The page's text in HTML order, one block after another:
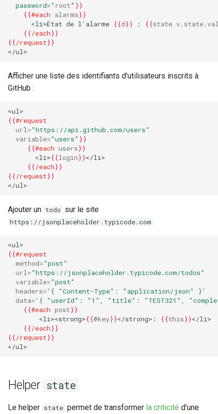
  password="
root" }}
{{#each alarms}}
      <li>État de l'alarme
{{d}} : {{state
{{/each}}
{{/request}}
</ul>
Afficher une liste des identifiants d'utilisateurs inscrits à
GitHub :
<ul>
{{#request
url="https://api.github.com/users"
variable="users" }}
{{#each users}}
       <li>
{{login}}</li>
{{/each}}
{{/request}}
</ul>
Ajouter un todo sur le site
https://jsonplaceholder.typicode.com
<ul>
{{#request
method="post"
url="https://jsonplaceholder.typicode.com/todos"
variable="post"
headers='{ "Content-Type": "application/json" }'
data='{ "userId": "1", "title": "TEST321",
{{#each post}}
        <li><strong>
{{@key}}</strong>: {{this}}</li>
{{/each}}
{{/request}}
</ul>
Helper state
Le helper state permet de transformer la criticité d'une